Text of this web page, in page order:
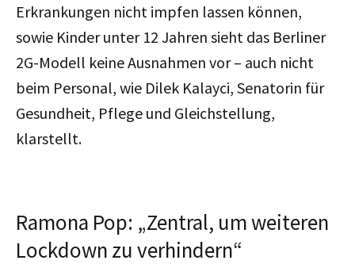
Erkrankungen nicht impfen lassen können,
sowie Kinder unter 12 Jahren sieht das Berliner
2G-Modell keine Ausnahmen vor – auch nicht
beim Personal, wie Dilek Kalayci, Senatorin für
Gesundheit, Pflege und Gleichstellung,
klarstellt.
Ramona Pop: „Zentral, um weiteren
Lockdown zu verhindern“